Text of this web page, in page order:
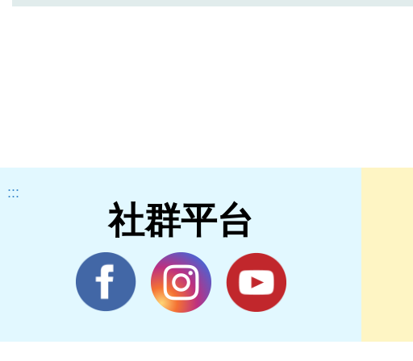
:::
社群平台